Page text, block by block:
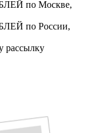
по Москве,
по России,
рассылку